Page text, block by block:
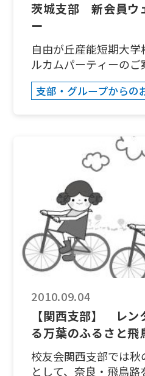
テル予約の関係上早
11月10日締め切り。
茨城支部 新会員ウ
ー
自由が丘産能短期大
ルカムパーティーの
さん、元気にお過ごし
能短期大学校友会・茨
友会ってどんな組織
動をしているの？ 勉
か？ ４通の先輩い
開業したいけど先輩
色々な話題について
た、同級生との交流
に力を入れず、普段
ィー（昼食会）です。
しますので、都合に合
同級生を誘ってくれる
せ、参加申込みは、メ
事務局・橋本までお
ずれも昼１２時からで
戸会場ホテルレイク
エット 水戸駅南口
支部・グループからの
2010.09.04
【関西支部】 レン
る万葉のふるさと飛
校友会関西支部では
として、奈良・飛鳥